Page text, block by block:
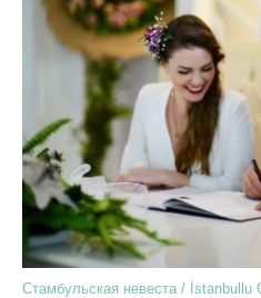
Стамбульская невеста / İstanbullu